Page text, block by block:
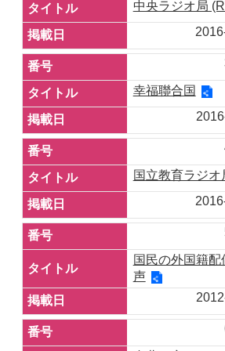
中央ラジオ局
幸福聯合国
国立教育ラジオ
国民の外国籍
声